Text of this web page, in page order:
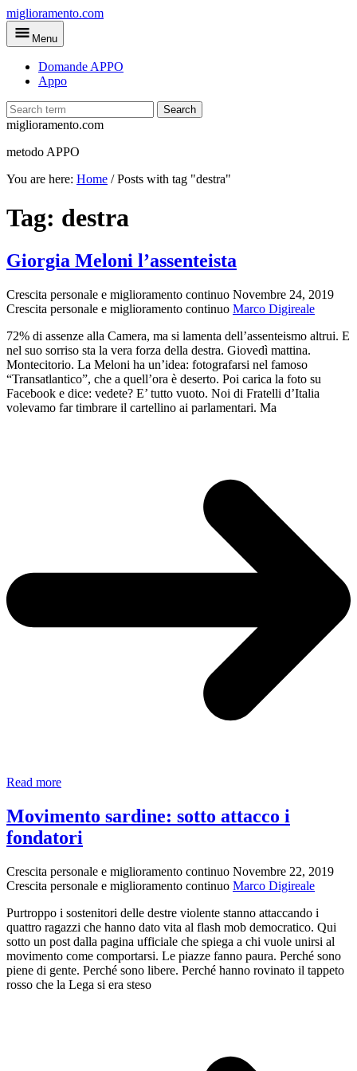
Skip
to
main
miglioramento.com
Menu
Domande APPO
Appo
Search
miglioramento.com
metodo APPO
You are here: Home /Posts with tag "destra"
Tag: destra
Giorgia Meloni l’assenteista
Crescita personale e miglioramento continuo Novembre 24, 2019
Crescita personale e miglioramento continuo Marco Digireale
72% di assenze alla Camera, ma si lamenta dell’assenteismo altrui. E
nel suo sorriso sta la vera forza della destra. Giovedì mattina.
Montecitorio. La Meloni ha un’idea: fotografarsi nel famoso
“Transatlantico”, che a quell’ora è deserto. Poi carica la foto su
Facebook e dice: vedete? E’ tutto vuoto. Noi di Fratelli d’Italia
volevamo far timbrare il cartellino ai parlamentari. Ma
Read moreGiorgia
l’assenteista
Movimento sardine: sotto attacco i
fondatori
Crescita personale e miglioramento continuo Novembre 22, 2019
Crescita personale e miglioramento continuo Marco Digireale
Purtroppo i sostenitori delle destre violente stanno attaccando i
quattro ragazzi che hanno dato vita al flash mob democratico. Qui
sotto un post dalla pagina ufficiale che spiega a chi vuole unirsi al
movimento come comportarsi. Le piazze fanno paura. Perché sono
piene di gente. Perché sono libere. Perché hanno rovinato il tappeto
rosso che la Lega si era steso